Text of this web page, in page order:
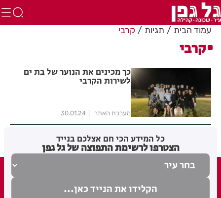
עמוד הבית תגיות קרבי
קרבי
כך מכינים את הנוער של בת ים
לשירות הקרבי
מערכת האתר 30.01.24
כל המידע הכי חם אצלכם בנייד
הצטרפו לרשימת התפוצה של גל גפן